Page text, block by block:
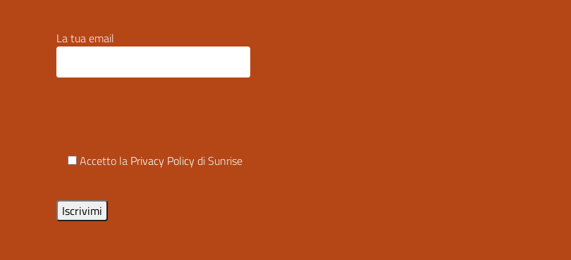
La tua email
Accetto la Privacy Policy di Sunrise